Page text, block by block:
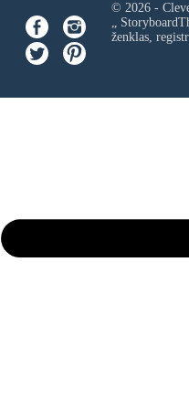
© 2026 -
„
ženklas,